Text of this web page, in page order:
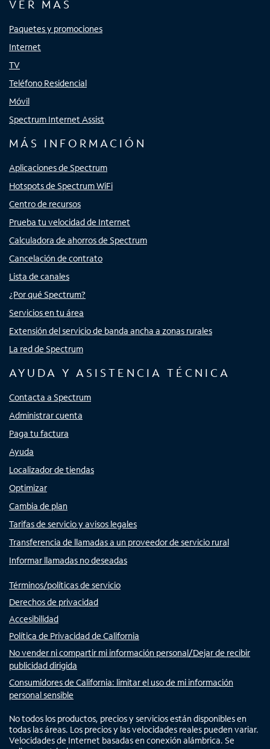
VER MÁS
Paquetes y promociones
Internet
TV
Teléfono Residencial
Móvil
Spectrum Internet Assist
MÁS INFORMACIÓN
Aplicaciones de Spectrum
Hotspots de Spectrum WiFi
Centro de recursos
Prueba tu velocidad de Internet
Calculadora de ahorros de Spectrum
Cancelación de contrato
Lista de canales
¿Por qué Spectrum?
Servicios en tu área
Extensión del servicio de banda ancha a zonas rurales
La red de Spectrum
AYUDA Y ASISTENCIA TÉCNICA
Contacta a Spectrum
Administrar cuenta
Paga tu factura
Ayuda
Localizador de tiendas
Optimizar
Cambia de plan
Tarifas de servicio y avisos legales
Transferencia de llamadas a un proveedor de servicio rural
Informar llamadas no deseadas
Términos/políticas de servicio
Derechos de privacidad
Accesibilidad
Política de Privacidad de California
No vender ni compartir mi información personal/Dejar de recibir
publicidad dirigida
Consumidores de California: limitar el uso de mi información
personal sensible
No todos los productos, precios y servicios están disponibles en
todas las áreas. Los precios y las velocidades reales pueden variar.
Velocidades de Internet basadas en conexión alámbrica. Se